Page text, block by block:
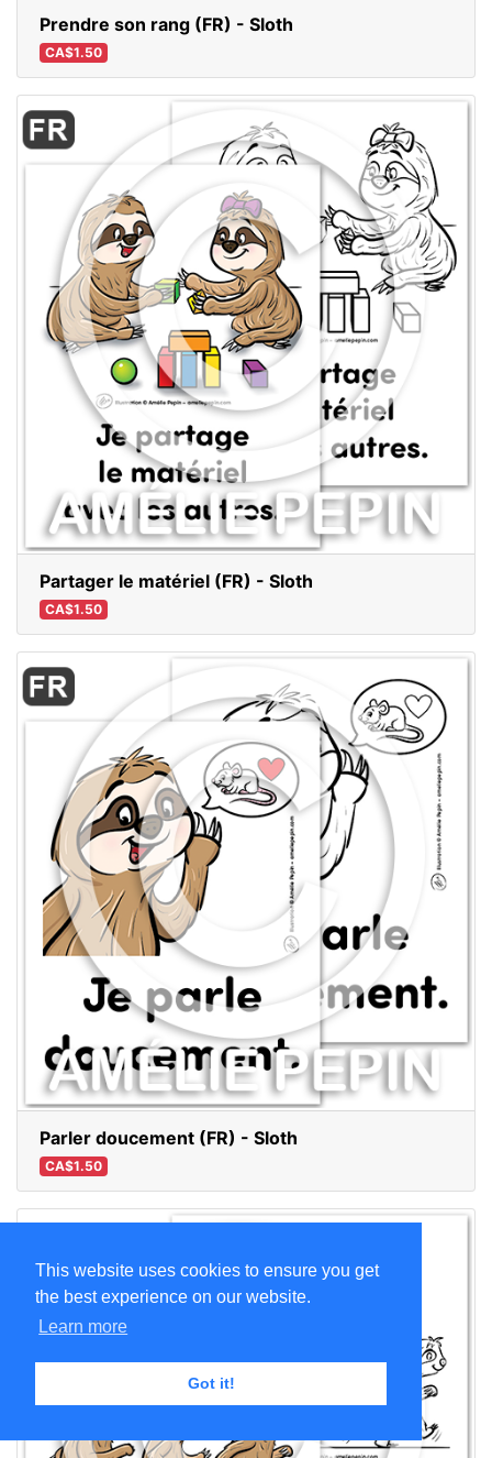
This website uses cookies to ensure you get
the best experience on our website.
Learn more
Got it!
Prendre son rang (FR) - Sloth
CA$1.50
Partager le matériel (FR) - Sloth
CA$1.50
Parler doucement (FR) - Sloth
CA$1.50